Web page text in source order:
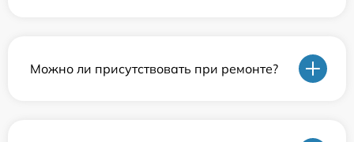
Можно ли присутствовать при ремонте?